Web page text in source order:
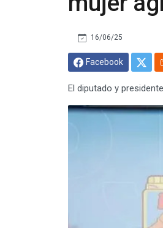
16/06/25
Facebook
El diputado y